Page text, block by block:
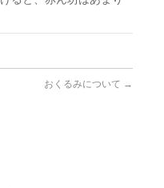
おくるみについて →